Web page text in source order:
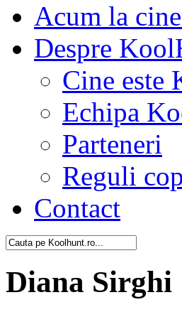
Acum la
Despre
Cine este
Echipa
Parteneri
Reguli
Contact
Diana Sirghi